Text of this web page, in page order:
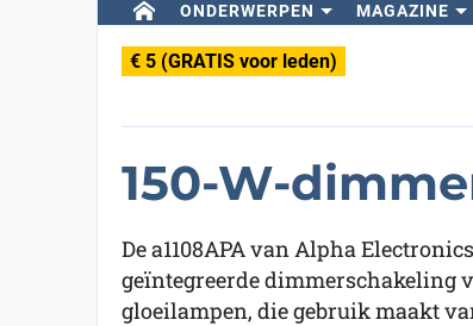
ONDERWERPEN MAGAZINE
€ 5 (GRATIS voor leden)
150-W-
De a1108APA van Alpha
geïntegreerde dimmerschakeling
gloeilampen, die gebruik maakt